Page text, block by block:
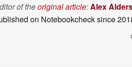
of theoriginal article:Alex
on Notebookchecksince